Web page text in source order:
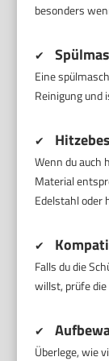
besonders
✔
Eine
Reinigung und
✔
Wenn du auch
Material
Edelstahl oder
✔
Falls du die
willst, prüfe
✔
Überlege, wie